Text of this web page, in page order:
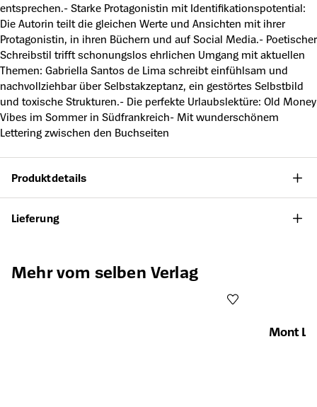
entsprechen.- Starke Protagonistin mit Identifikationspotential:
Die Autorin teilt die gleichen Werte und Ansichten mit ihrer
Protagonistin, in ihren Büchern und auf Social Media.- Poetischer
Schreibstil trifft schonungslos ehrlichen Umgang mit aktuellen
Themen: Gabriella Santos de Lima schreibt einfühlsam und
nachvollziehbar über Selbstakzeptanz, ein gestörtes Selbstbild
und toxische Strukturen.- Die perfekte Urlaubslektüre: Old Money
Vibes im Sommer in Südfrankreich- Mit wunderschönem
Lettering zwischen den Buchseiten
Produktdetails
Lieferung
Produktgalerie überspringen
Mehr vom selben Verlag
Mont